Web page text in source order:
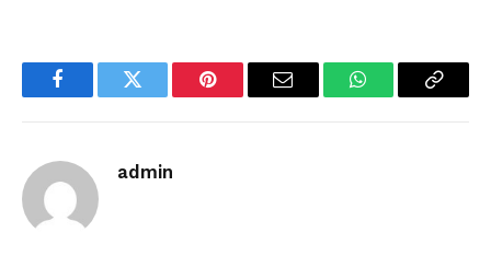
FacebookTwitter Pinterest Email WhatsAppCopy
admin